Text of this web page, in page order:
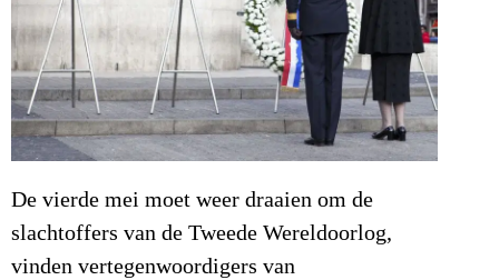
De vierde mei moet weer draaien om de
slachtoffers van de Tweede Wereldoorlog,
vinden vertegenwoordigers van